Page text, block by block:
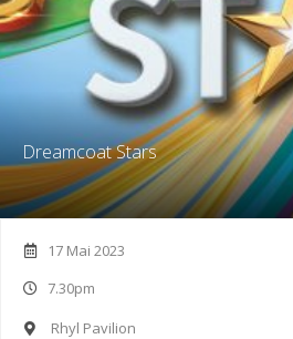
Dreamcoat Stars
17 Mai 2023
7.30pm
Rhyl Pavilion